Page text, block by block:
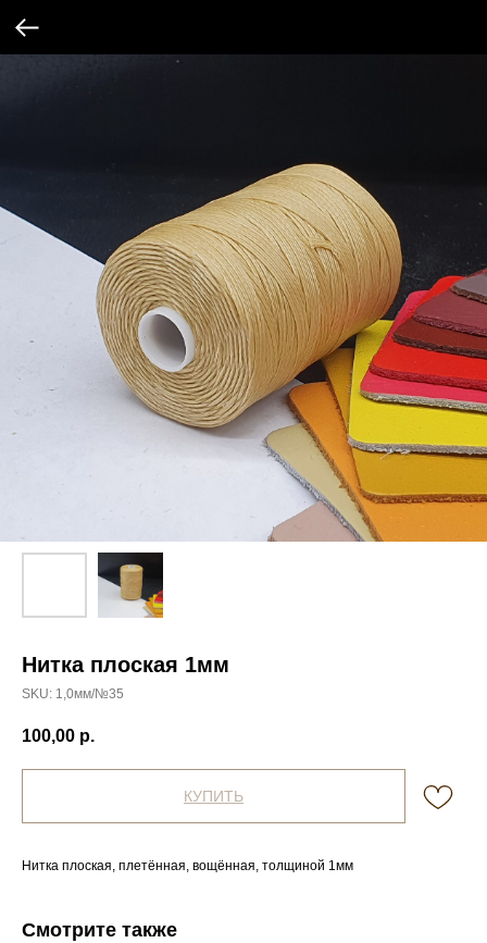
Нитка плоская 1мм
SKU: 1,0мм/№35
100,00 р.
КУПИТЬ
Нитка плоская, плетённая, вощённая, толщиной 1мм
Смотрите также